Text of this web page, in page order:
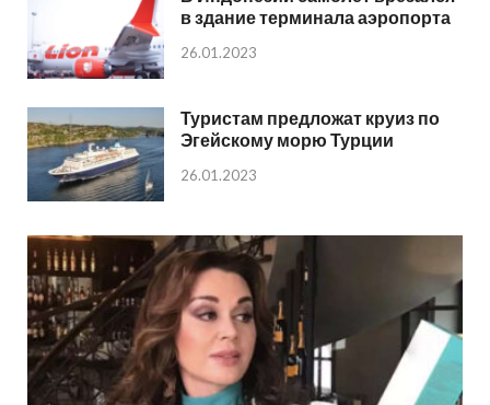
в здание терминала аэропорта
26.01.2023
Туристам предложат круиз по
Эгейскому морю Турции
26.01.2023